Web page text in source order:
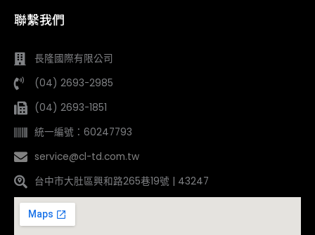
聯繫我們
長隆國際有限公司
(04) 2693-2985
(04) 2693-1851
統一編號：60247793
service@cl-td.com.tw
台中市大肚區興和路265巷19號 | 43247